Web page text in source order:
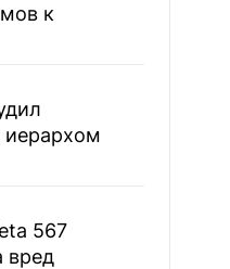
к
567
вред